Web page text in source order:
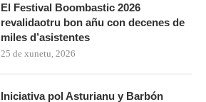
El Festival Boombastic 2026
revalidaotru bon añu con decenes de
miles d’asistentes
25 de xunetu, 2026
Iniciativa pol Asturianu y Barbón